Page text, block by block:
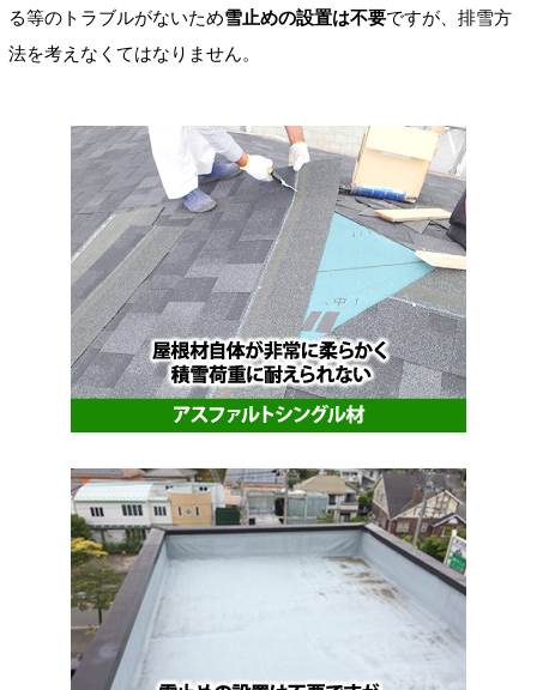
る等のトラブルがないため雪止めの設置は不要ですが、排雪方
法を考えなくてはなりません。